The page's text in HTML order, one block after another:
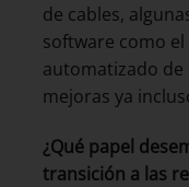
de cables,
software como
automatizado
mejoras ya
¿Qué papel
transición a las